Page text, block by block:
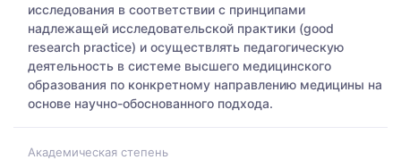
исследования в соответствии с принципами
надлежащей исследовательской практики (good
research practice) и осуществлять педагогическую
деятельность в системе высшего медицинского
образования по конкретному направлению медицины на
основе научно-обоснованного подхода.
Академическая степень